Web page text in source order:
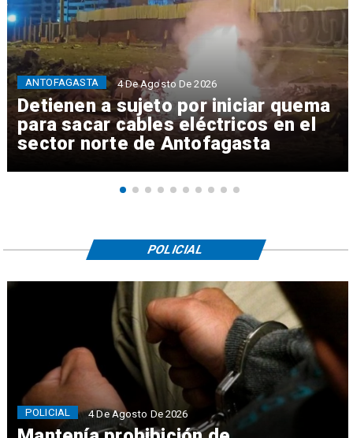
Detienen a sujeto por iniciar quema
para sacar cables eléctricos en el
sector norte de Antofagasta
ANTOFAGASTA 4 De Agosto De 2026
POLICIAL 4 De Agosto De 2026
POLICIAL